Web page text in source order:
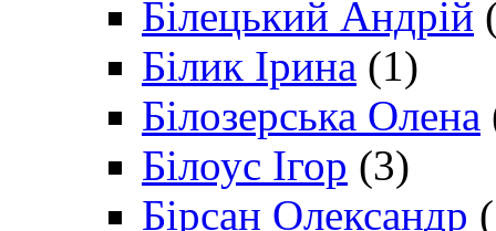
Білецький Андрій
Білик Ірина (1)
Білозерська Олена
Білоус Ігор (3)
Бірсан Олександр